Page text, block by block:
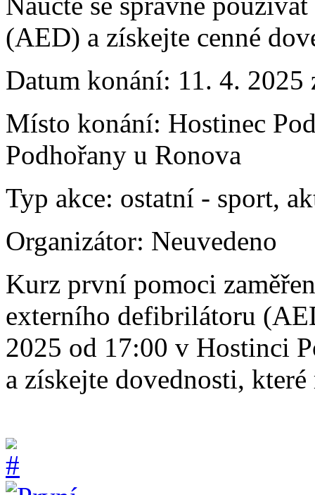
(AED) a získejte cenné
Datum konání: 11. 4. 2025
Místo konání: Hostinec
Podhořany u Ronova
Typ akce: ostatní - sport,
Organizátor: Neuvedeno
Kurz první pomoci
externího defibrilátoru
2025 od 17:00 v Hostinci
a získejte dovednosti,